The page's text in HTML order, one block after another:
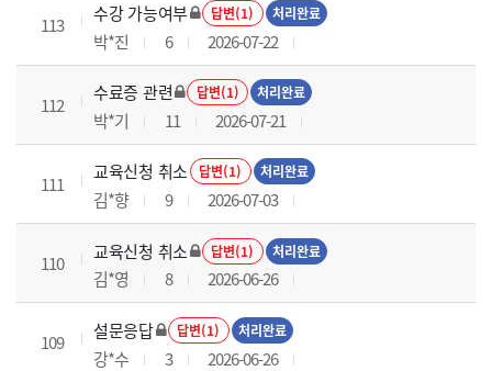
113
수강 가능여부 답변(1) 처리완료
박*진 6 2026-07-22
112
수료증 관련 답변(1) 처리완료
박*기 11 2026-07-21
111
교육신청 취소 답변(1) 처리완료
김*향 9 2026-07-03
110
교육신청 취소 답변(1) 처리완료
김*영 8 2026-06-26
109
설문응답 답변(1) 처리완료
강*수 3 2026-06-26